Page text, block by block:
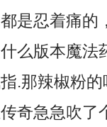
是忍着痛的
么版本魔法
.那辣椒粉
奇急急吹